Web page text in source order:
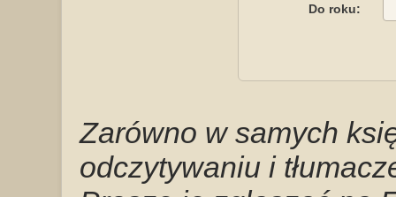
Do roku:
Zarówno w samych
odczytywaniu i